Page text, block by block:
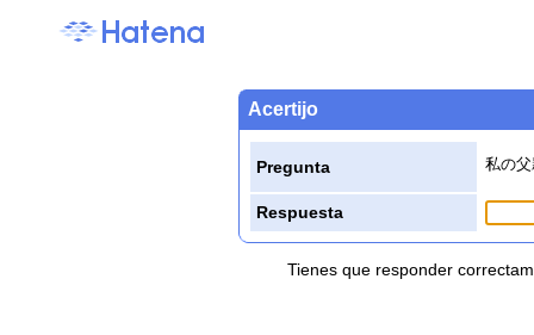
Acertijo
Pregunta 私の
Respuesta
Tienes que responder